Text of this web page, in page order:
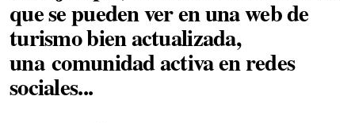
que se pueden ver en una web de
turismo bien actualizada,
una comunidad activa en redes
sociales...